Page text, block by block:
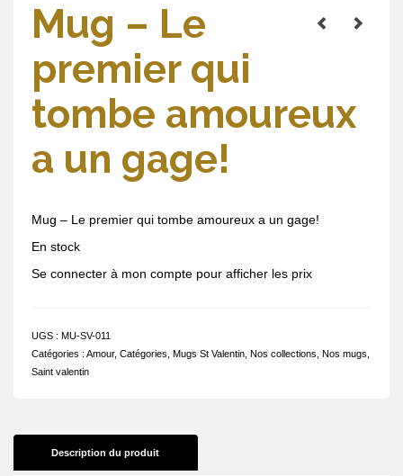
Mug – Le
premier qui
tombe amoureux
a un gage!
Mug – Le premier qui tombe amoureux a un gage!
En stock
Se connecter à mon compte pour afficher les prix
UGS : MU-SV-011
Catégories : Amour, Catégories Mugs St Valentin Nos collections Nos mugs
Saint valentin
Description du produit